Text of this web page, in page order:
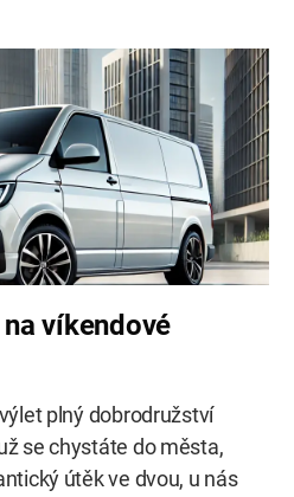
víkendové
plný dobrodružství
se chystáte do města,
útěk ve dvou, u nás